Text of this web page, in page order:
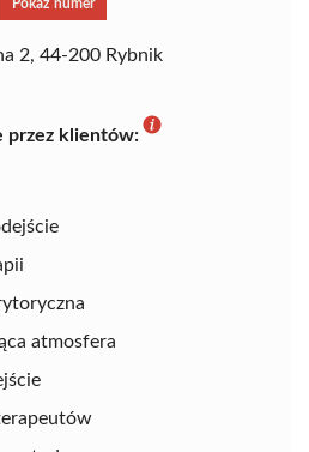
Pokaż numer
2, 44-200 Rybnik
przez klientów:
atmosfera